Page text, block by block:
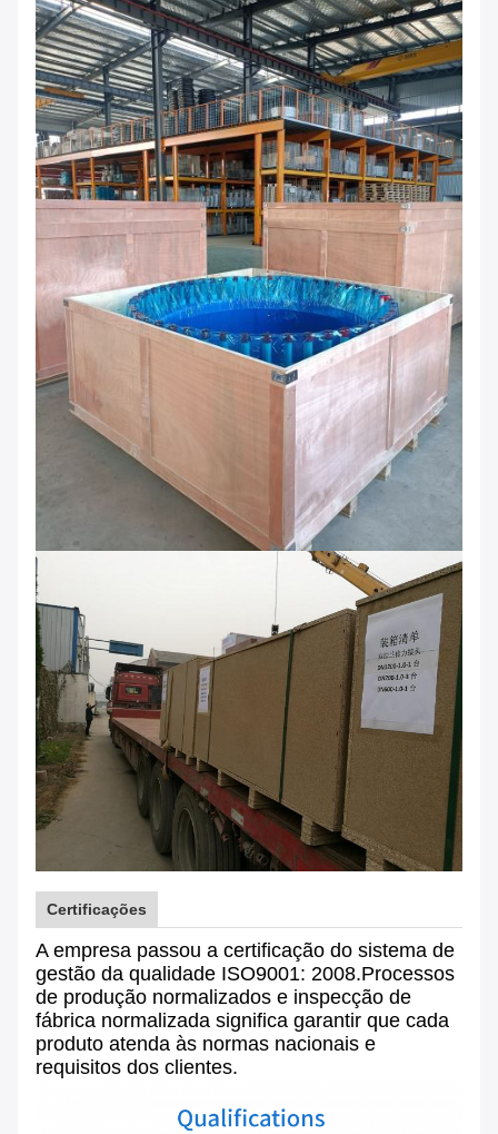
Certificações
A empresa passou a certificação do sistema de
gestão da qualidade ISO9001: 2008.Processos
de produção normalizados e inspecção de
fábrica normalizada significa garantir que cada
produto atenda às normas nacionais e
requisitos dos clientes.